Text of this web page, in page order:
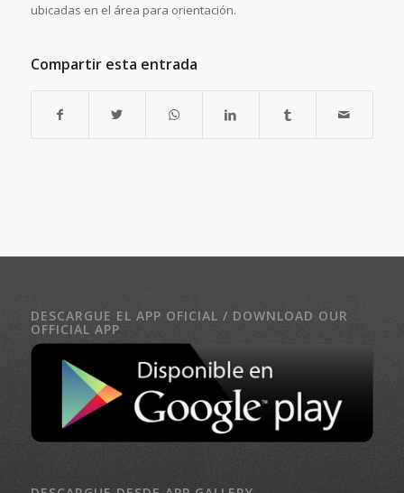
ubicadas en el área para orientación.
Compartir esta entrada
DESCARGUE EL APP OFICIAL / DOWNLOAD OUR
OFFICIAL APP